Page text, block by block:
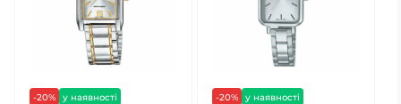
-20% у наявності -20% у наявності